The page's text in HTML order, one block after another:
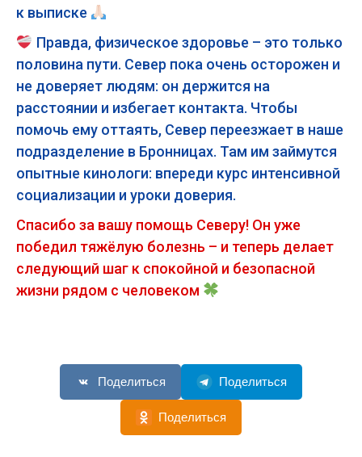
к выписке
Правда, физическое здоровье – это только
половина пути. Север пока очень осторожен и
не доверяет людям: он держится на
расстоянии и избегает контакта. Чтобы
помочь ему оттаять, Север переезжает в наше
подразделение в Бронницах. Там им займутся
опытные кинологи: впереди курс интенсивной
социализации и уроки доверия.
Спасибо за вашу помощь Северу! Он уже
победил тяжёлую болезнь – и теперь делает
следующий шаг к спокойной и безопасной
жизни рядом с человеком
Поделиться Поделиться
Поделиться